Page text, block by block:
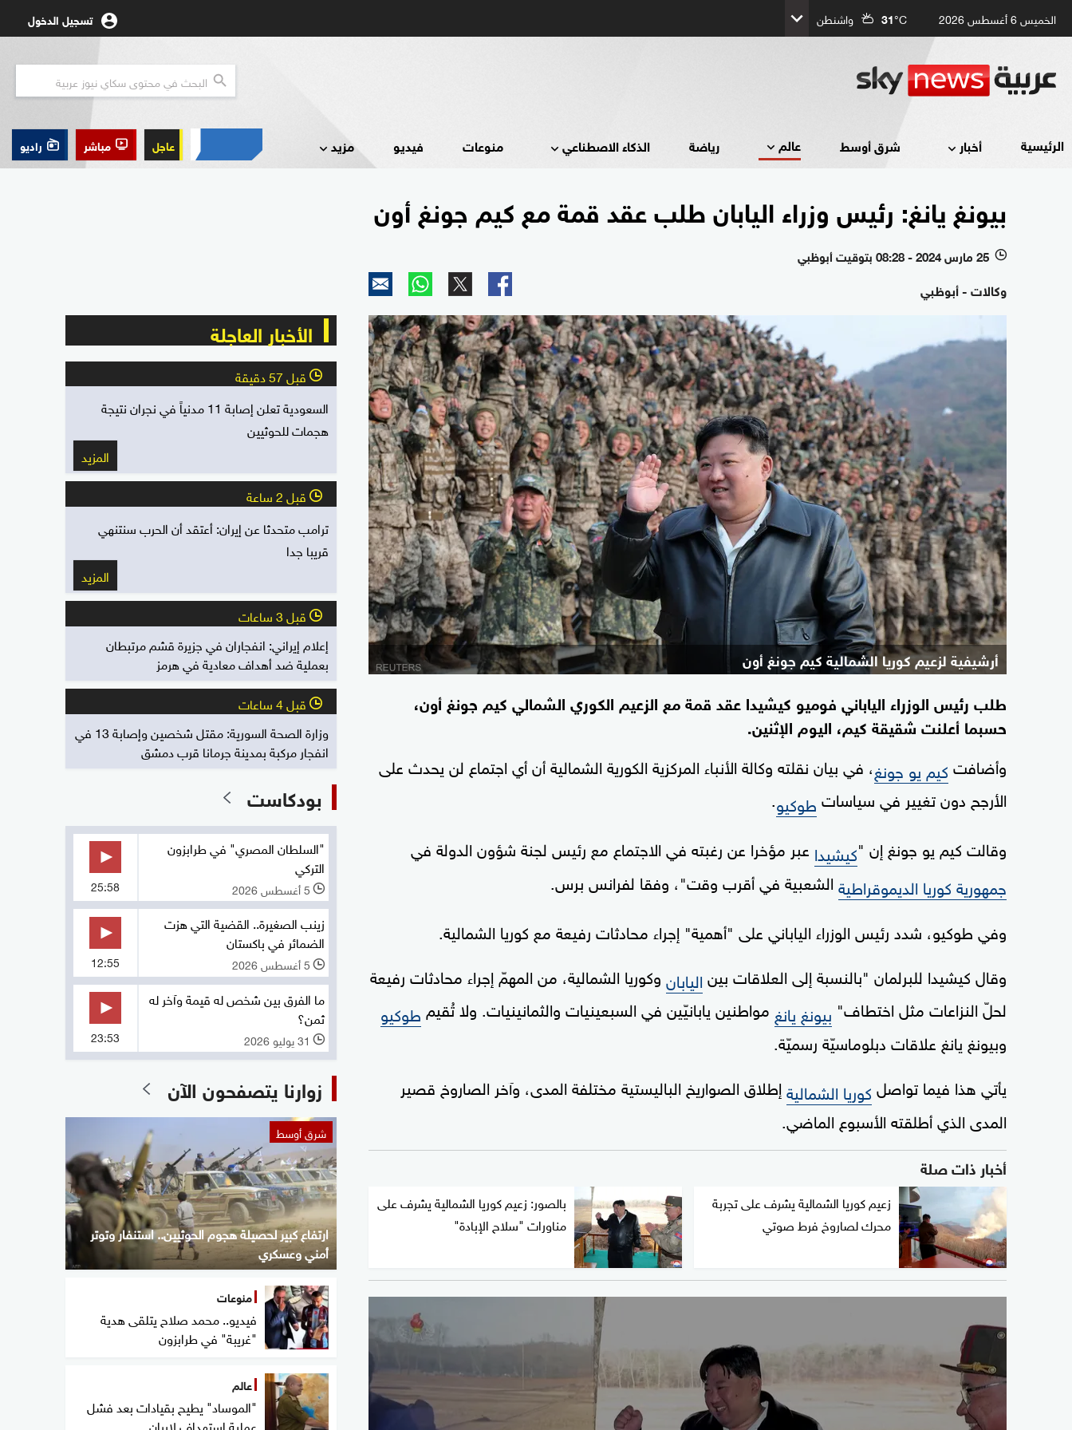
الخميس 6 أغسطس 2026 31°C واشنطن تسجيل الدخول
الرئيسية أخبار شرق أوسط عالم رياضة الذكاء الاصطناعي منوعات فيديو مزيد عاجل مباشر راديو
بيونغ يانغ: رئيس وزراء اليابان طلب عقد قمة مع كيم جونغ أون
l 25 مارس 2024 - 08:28 بتوقيت أبوظبي
وكالات - أبوظبي
أرشيفية لزعيم كوريا الشمالية كيم جونغ أون
طلب رئيس الوزراء الياباني فوميو كيشيدا عقد قمة مع الزعيم الكوري الشمالي كيم جونغ أون،
حسبما أعلنت شقيقة كيم، اليوم الإثنين.
وأضافت كيم يو جونغ، في بيان نقلته وكالة الأنباء المركزية الكورية الشمالية أن أي اجتماع لن يحدث على
الأرجح دون تغيير في سياسات طوكيو.
وقالت كيم يو جونغ إن "كيشيدا عبر مؤخرا عن رغبته في الاجتماع مع رئيس لجنة شؤون الدولة في
جمهورية كوريا الديموقراطية الشعبية في أقرب وقت"، وفقا لفرانس برس.
وفي طوكيو، شدد رئيس الوزراء الياباني على "أهمية" إجراء محادثات رفيعة مع كوريا الشمالية.
وقال كيشيدا للبرلمان "بالنسبة إلى العلاقات بين اليابان وكوريا الشمالية، من المهمّ إجراء محادثات رفيعة
لحلّ النزاعات مثل اختطاف" بيونغ يانغ مواطنين يابانيّين في السبعينيات والثمانينيات. ولا تُقيم طوكيو
وبيونغ يانغ علاقات دبلوماسيّة رسميّة.
يأتي هذا فيما تواصل كوريا الشمالية إطلاق الصواريخ الباليستية مختلفة المدى، وآخر الصاروخ قصير
المدى الذي أطلقته الأسبوع الماضي.
أخبار ذات صلة
زعيم كوريا الشمالية يشرف على تجربة
محرك لصاروخ فرط صوتي
بالصور: زعيم كوريا الشمالية يشرف على
مناورات "سلاح الإبادة"
seconds
of
1
minute,
الأخبار العاجلة
l قبل 57 دقيقة
السعودية تعلن إصابة 11 مدنياً في نجران نتيجة
هجمات للحوثيين
المزيد
l قبل 2 ساعة
ترامب متحدثا عن إيران: أعتقد أن الحرب سنتنهي
قريبا جدا
المزيد
l قبل 3 ساعات
إعلام إيراني: انفجاران في جزيرة قشم مرتبطان
بعملية ضد أهداف معادية في هرمز
l قبل 4 ساعات
وزارة الصحة السورية: مقتل شخصين وإصابة 13 في
انفجار مركبة بمدينة جرمانا قرب دمشق
بودكاست
"السلطان المصري" في طرابزون
التركي
l 5 أغسطس 2026 25:58
زينب الصغيرة.. القضية التي هزت
الضمائر في باكستان
l 5 أغسطس 2026 12:55
ما الفرق بين شخص له قيمة وآخر له
ثمن؟
l 31 يوليو 2026 23:53
زوارنا يتصفحون الآن
شرق أوسط
ارتفاع كبير لحصيلة هجوم الحوثيين.. استنفار وتوتر
أمني وعسكري
منوعات
فيديو.. محمد صلاح يتلقى هدية
"غريبة" في طرابزون
عالم
"الموساد" يطيح بقيادات بعد فشل
عملية استهداف لإيران